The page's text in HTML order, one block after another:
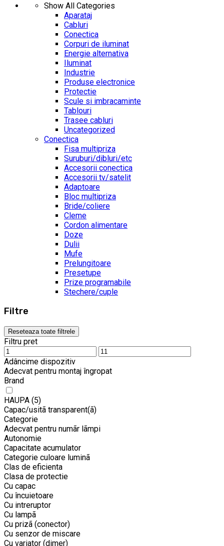
Show All Categories
Aparataj
Cabluri
Conectica
Corpuri de iluminat
Energie alternativa
Iluminat
Industrie
Produse electronice
Protectie
Scule si imbracaminte
Tablouri
Trasee cabluri
Uncategorized
Conectica
Fisa multipriza
Suruburi/dibluri/etc
Accesorii conectica
Accesorii tv/satelit
Adaptoare
Bloc multipriza
Bride/coliere
Cleme
Cordon alimentare
Doze
Dulii
Mufe
Prelungitoare
Presetupe
Prize programabile
Stechere/cuple
Filtre
Reseteaza toate filtrele
Filtru pret
Adâncime dispozitiv
Adecvat pentru montaj îngropat
Brand
HAUPA (5)
Capac/usitã transparent(ã)
Categorie
Adecvat pentru numãr lãmpi
Autonomie
Capacitate acumulator
Categorie culoare luminã
Clas de eficienta
Clasa de protectie
Cu capac
Cu încuietoare
Cu intreruptor
Cu lampã
Cu prizã (conector)
Cu senzor de miscare
Cu variator (dimer)